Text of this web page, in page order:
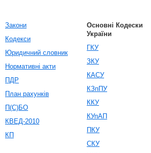
Закони
Кодекси
Юридичний словник
Нормативні акти
ПДР
План рахунків
П(С)БО
КВЕД-2010
КП
Основні Кодески
України
ГКУ
ЗКУ
КАСУ
КЗпПУ
ККУ
КУпАП
ПКУ
СКУ